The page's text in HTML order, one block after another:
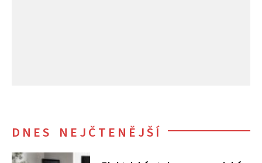
DNES NEJČTENĚJŠÍ